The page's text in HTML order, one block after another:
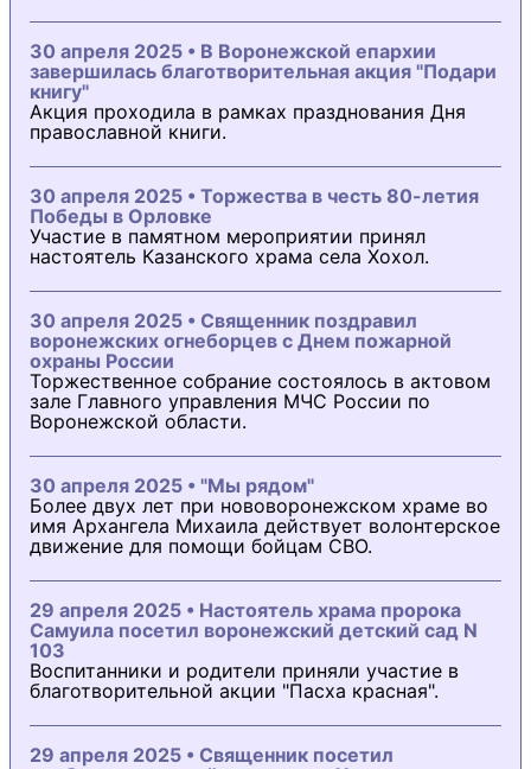
30 апреля 2025 • В Воронежской епархии
завершилась благотворительная акция "Подари
книгу"
Акция проходила в рамках празднования Дня
православной книги.
30 апреля 2025 • Торжества в честь 80-летия
Победы в Орловке
Участие в памятном мероприятии принял
настоятель Казанского храма села Хохол.
30 апреля 2025 • Священник поздравил
воронежских огнеборцев с Днем пожарной
охраны России
Торжественное собрание состоялось в актовом
зале Главного управления МЧС России по
Воронежской области.
30 апреля 2025 • "Мы рядом"
Более двух лет при нововоронежском храме во
имя Архангела Михаила действует волонтерское
движение для помощи бойцам СВО.
29 апреля 2025 • Настоятель храма пророка
Самуила посетил воронежский детский сад N
103
Воспитанники и родители приняли участие в
благотворительной акции "Пасха красная".
29 апреля 2025 • Священник посетил